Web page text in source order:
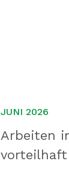
JUNI 2026
Arbeiten
vorteilhaft